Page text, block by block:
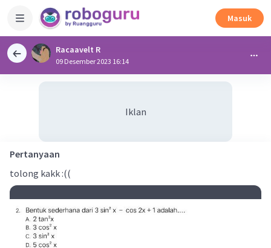
Masuk
Racaavelt R
09 Desember 2023 16:14
Iklan
Pertanyaan
tolong kakk :((